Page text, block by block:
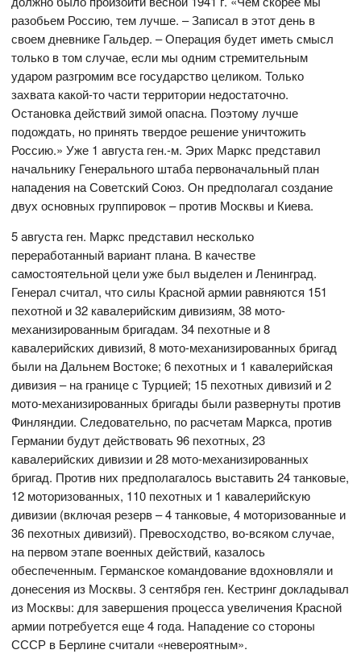
разобьем Россию, тем лучше. – Записал в этот день в
своем дневнике Гальдер. – Операция будет иметь смысл
только в том случае, если мы одним стремительным
ударом разгромим все государство целиком. Только
захвата какой-то части территории недостаточно.
Остановка действий зимой опасна. Поэтому лучше
подождать, но принять твердое решение уничтожить
Россию.» Уже 1 августа ген.-м. Эрих Маркс представил
начальнику Генерального штаба первоначальный план
нападения на Советский Союз. Он предполагал создание
двух основных группировок – против Москвы и Киева.
5 августа ген. Маркс представил несколько
переработанный вариант плана. В качестве
самостоятельной цели уже был выделен и Ленинград.
Генерал считал, что силы Красной армии равняются 151
пехотной и 32 кавалерийским дивизиям, 38 мото-
механизированным бригадам. 34 пехотные и 8
кавалерийских дивизий, 8 мото-механизированных бригад
были на Дальнем Востоке; 6 пехотных и 1 кавалерийская
дивизия – на границе с Турцией; 15 пехотных дивизий и 2
мото-механизированных бригады были развернуты против
Финляндии. Следовательно, по расчетам Маркса, против
Германии будут действовать 96 пехотных, 23
кавалерийских дивизии и 28 мото-механизированных
бригад. Против них предполагалось выставить 24 танковые,
12 моторизованных, 110 пехотных и 1 кавалерийскую
дивизии (включая резерв – 4 танковые, 4 моторизованные и
36 пехотных дивизий). Превосходство, во-всяком случае,
на первом этапе военных действий, казалось
обеспеченным. Германское командование вдохновляли и
донесения из Москвы. 3 сентября ген. Кестринг докладывал
из Москвы: для завершения процесса увеличения Красной
армии потребуется еще 4 года. Нападение со стороны
СССР в Берлине считали «невероятным».